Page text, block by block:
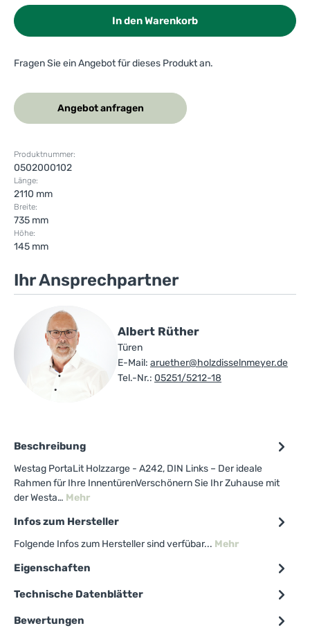
In den Warenkorb
Fragen Sie ein Angebot für dieses Produkt an.
Angebot anfragen
Produktnummer:
0502000102
Länge:
2110 mm
Breite:
735 mm
Höhe:
145 mm
Ihr Ansprechpartner
Albert Rüther
Türen
E-Mail: aruether@holzdisselnmeyer.de
Tel.-Nr.: 05251/5212-18
Beschreibung
Westag PortaLit Holzzarge - A242, DIN Links – Der ideale
Rahmen für Ihre InnentürenVerschönern Sie Ihr Zuhause mit
der Westa… Mehr
Infos zum Hersteller
Folgende Infos zum Hersteller sind verfübar... Mehr
Eigenschaften
Technische Datenblätter
Bewertungen